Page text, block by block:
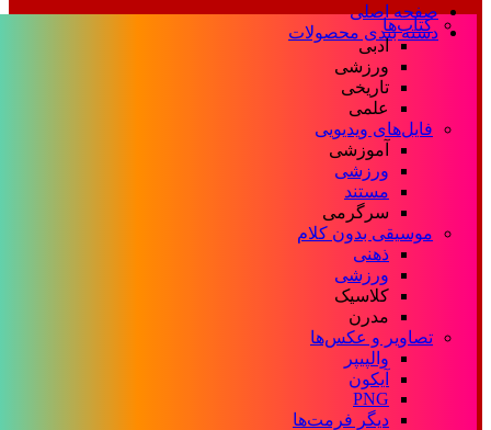
صفحه اصلی
دسته بندی محصولات
کتاب‌ها
ادبی
ورزشی
تاریخی
علمی
فایل‌های ویدیویی
آموزشی
ورزشی
مستند
سرگرمی
موسیقی بدون کلام
ذهنی
ورزشی
کلاسیک
مدرن
تصاویر و عکس‌ها
والپیپر
آیکون
PNG
دیگر فرمت‌ها